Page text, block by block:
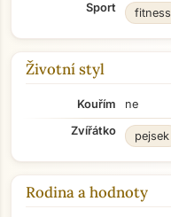
Sport fitness
Životní styl
Kouřím
ne
Zvířátko
pejsek
Rodina a hodnoty